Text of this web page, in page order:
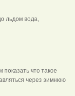
льдом вода,
что такое
через зимнюю